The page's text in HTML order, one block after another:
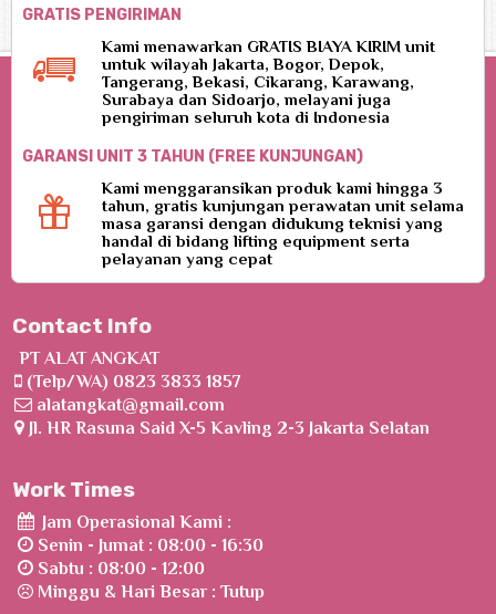
GRATIS PENGIRIMAN
Kami menawarkan GRATIS BIAYA KIRIM unit
untuk wilayah Jakarta, Bogor, Depok,
Tangerang, Bekasi, Cikarang, Karawang,
Surabaya dan Sidoarjo, melayani juga
pengiriman seluruh kota di Indonesia
GARANSI UNIT 3 TAHUN (FREE KUNJUNGAN)
Kami menggaransikan produk kami hingga 3
tahun, gratis kunjungan perawatan unit selama
masa garansi dengan didukung teknisi yang
handal di bidang lifting equipment serta
pelayanan yang cepat
Contact Info
PT ALAT ANGKAT
(Telp/WA) 0823 3833 1857
alatangkat@gmail.com
Jl. HR Rasuna Said X-5 Kavling 2-3 Jakarta Selatan
Work Times
Jam Operasional Kami :
Senin - Jumat : 08:00 - 16:30
Sabtu : 08:00 - 12:00
Minggu & Hari Besar : Tutup